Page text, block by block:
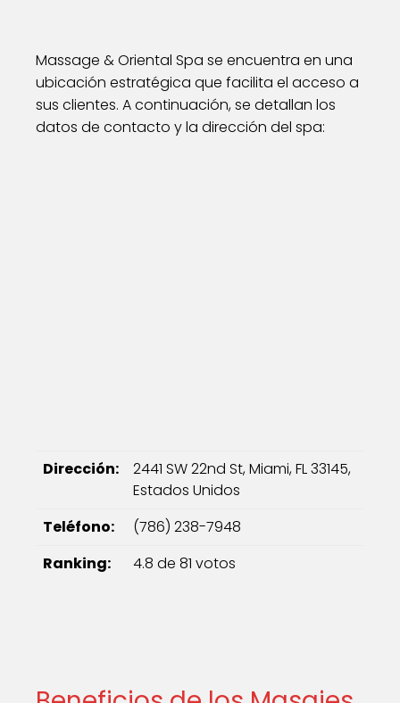
Massage & Oriental Spa se encuentra en una
ubicación estratégica que facilita el acceso a
sus clientes. A continuación, se detallan los
datos de contacto y la dirección del spa:
Dirección:
2441 SW 22nd St, Miami, FL 33145,
Estados Unidos
Teléfono:
(786) 238-7948
Ranking:
4.8 de 81 votos